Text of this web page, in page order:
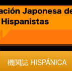
機関誌 HISPÁNICA